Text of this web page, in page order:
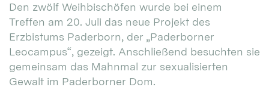
Den zwölf Weihbischöfen wurde bei einem
Treffen am 20. Juli das neue Projekt des
Erzbistums Paderborn, der „Paderborner
Leocampus“, gezeigt. Anschließend besuchten sie
gemeinsam das Mahnmal zur sexualisierten
Gewalt im Paderborner Dom.